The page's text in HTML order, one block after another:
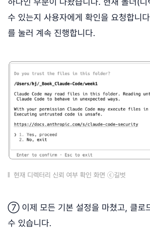
수 있는지 사용자에게 확인을 요청합니
를 눌러 계속 진행합니다.
현재 디렉터리 신뢰 여부 확인 화면 ⓒ길벗
⑦ 이제 모든 기본 설정을 마쳤고, 클로
수 있습니다.